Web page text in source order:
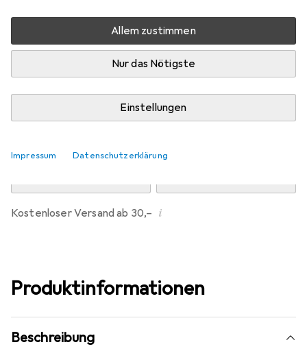
Allem zustimmen
Nur das Nötigste
Einstellungen
Impressum Datenschutzerklärung
Mi, 12.8. geliefert
Mehr als 10 Stück an Lager beim Drittanbieter
Lieferort angeben für genaue Lieferzeit
Kostenloser Versand ab 30,– i
Produktinformationen
Beschreibung